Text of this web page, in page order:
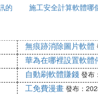
腳手架，扣件式鋼
雙排外竹腳手架，木
架，聯梁型鋼懸挑扣
懸挑門式腳手架，扣
的
施工安全計算軟體哪
無痕跡消除圖片軟體
華為在哪裡設置軟體
自動刷軟體賺錢 發布
工免費漫畫 發布：